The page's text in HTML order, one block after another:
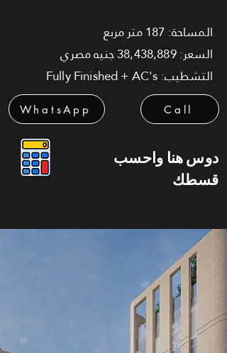
المساحة: 187 متر مربع
السعر: 38,438,889 جنيه مصري
التشطيب: Fully Finished + AC's
WhatsApp Call
دوس هنا واحسب
قسطك